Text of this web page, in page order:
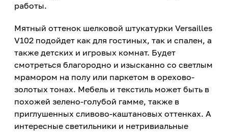
работы.
Мятный оттенок шелковой штукатурки Versailles
V102 подойдет как для гостиных, так и спален, а
также детских и игровых комнат. Будет
смотреться благородно и изысканно со светлым
мрамором на полу или паркетом в орехово-
золотых тонах. Мебель и текстиль может быть в
похожей зелено-голубой гамме, также в
приглушенных сливово-каштановых оттенках. А
интересные светильники и нетривиальные